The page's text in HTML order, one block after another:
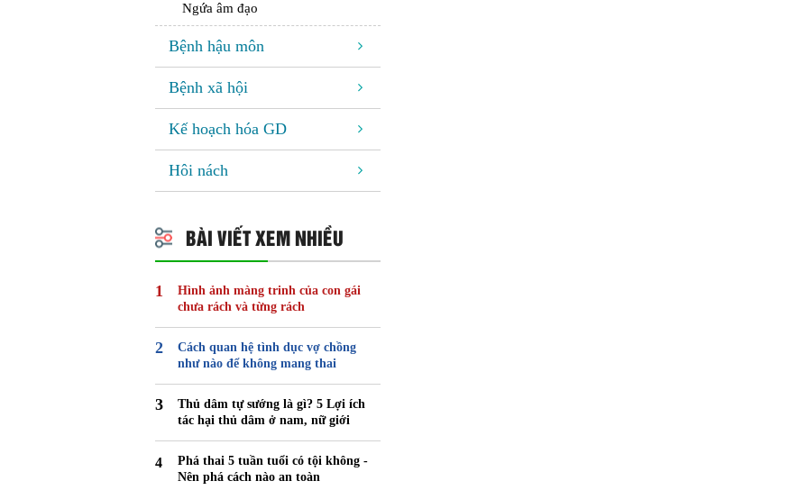
Ngứa âm đạo
Bệnh hậu môn
Bệnh xã hội
Kế hoạch hóa GD
Hôi nách
BÀI VIẾT XEM NHIỀU
Hình ảnh màng trinh của con gái
chưa rách và từng rách
Cách quan hệ tình dục vợ chồng
như nào để không mang thai
Thủ dâm tự sướng là gì? 5 Lợi ích
tác hại thủ dâm ở nam, nữ giới
Phá thai 5 tuần tuổi có tội không -
Nên phá cách nào an toàn